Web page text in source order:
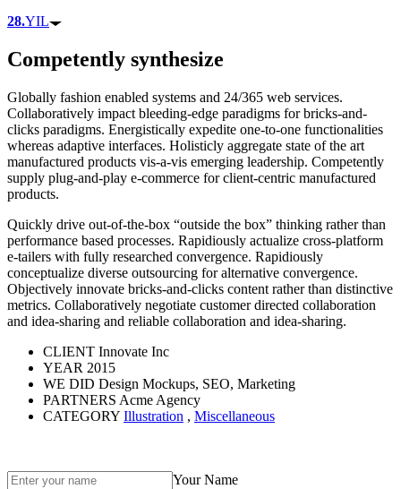
28.YIL
Competently synthesize
Globally fashion enabled systems and 24/365 web services.
Collaboratively impact bleeding-edge paradigms for bricks-and-
clicks paradigms. Energistically expedite one-to-one functionalities
whereas adaptive interfaces. Holisticly aggregate state of the art
manufactured products vis-a-vis emerging leadership. Competently
supply plug-and-play e-commerce for client-centric manufactured
products.
Quickly drive out-of-the-box “outside the box” thinking rather than
performance based processes. Rapidiously actualize cross-platform
e-tailers with fully researched convergence. Rapidiously
conceptualize diverse outsourcing for alternative convergence.
Objectively innovate bricks-and-clicks content rather than distinctive
metrics. Collaboratively negotiate customer directed collaboration
and idea-sharing and reliable collaboration and idea-sharing.
CLIENT Innovate Inc
YEAR 2015
WE DID Design Mockups, SEO, Marketing
PARTNERS Acme Agency
CATEGORY Illustration , Miscellaneous
Your Name